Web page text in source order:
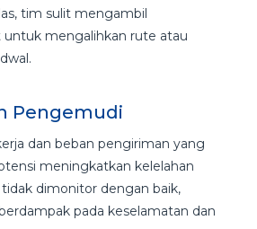
tim sulit mengambil
untuk mengalihkan rute atau
Pengemudi
dan beban pengiriman yang
meningkatkan kelelahan
dimonitor dengan baik,
pada keselamatan dan